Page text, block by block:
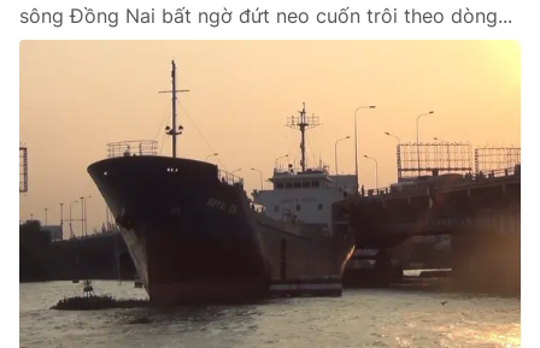
Theo dõi báo trên
Cơ quan chủ quản:
Đài Truyền hình Việt Nam
Cơ quan báo chí:
Giấy phép hoạt động báo in và báo điện tử số 483/GP-BTTTT
cấp ngày 29/12/2023
sông Đồng Nai bất ngờ đứt neo cuốn trôi theo dòng...